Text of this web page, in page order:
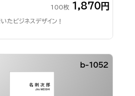
100枚 1,870円
たビジネスデザイン！
b-1052